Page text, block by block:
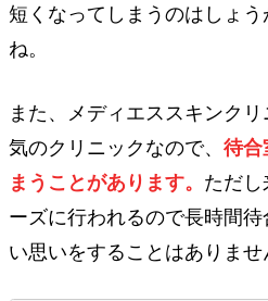
短くなってしまうのはしょ
ね。
また、メディエススキンク
気のクリニックなので、 待合
まうことがあります。 ただし
ーズに行われるので長時間
い思いをすることはありませ